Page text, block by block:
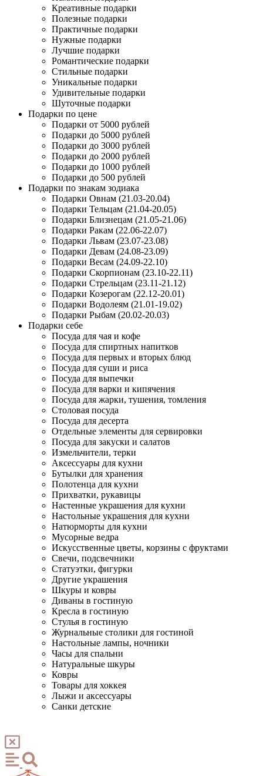
Креативные подарки
Полезные подарки
Практичные подарки
Нужные подарки
Лучшие подарки
Романтические подарки
Стильные подарки
Уникальные подарки
Удивительные подарки
Шуточные подарки
Подарки по цене
Подарки от 5000 рублей
Подарки до 5000 рублей
Подарки до 3000 рублей
Подарки до 2000 рублей
Подарки до 1000 рублей
Подарки до 500 рублей
Подарки по знакам зодиака
Подарки Овнам (21.03-20.04)
Подарки Тельцам (21.04-20.05)
Подарки Близнецам (21.05-21.06)
Подарки Ракам (22.06-22.07)
Подарки Львам (23.07-23.08)
Подарки Девам (24.08-23.09)
Подарки Весам (24.09-22.10)
Подарки Скорпионам (23.10-22.11)
Подарки Стрельцам (23.11-21.12)
Подарки Козерогам (22.12-20.01)
Подарки Водолеям (21.01-19.02)
Подарки Рыбам (20.02-20.03)
Подарки себе
Посуда для чая и кофе
Посуда для спиртных напитков
Посуда для первых и вторых блюд
Посуда для суши и риса
Посуда для выпечки
Посуда для варки и кипячения
Посуда для жарки, тушения, томления
Столовая посуда
Посуда для десерта
Отдельные элементы для сервировки
Посуда для закуски и салатов
Измельчители, терки
Аксессуары для кухни
Бутылки для хранения
Полотенца для кухни
Прихватки, рукавицы
Настенные украшения для кухни
Настольные украшения для кухни
Натюрморты для кухни
Мусорные ведра
Искусственные цветы, корзины с фруктами
Свечи, подсвечники
Статуэтки, фигурки
Другие украшения
Шкуры и ковры
Диваны в гостиную
Кресла в гостиную
Стулья в гостиную
Журнальные столики для гостиной
Настольные лампы, ночники
Часы для спальни
Натуральные шкуры
Ковры
Товары для хоккея
Лыжи и аксессуары
Санки детские